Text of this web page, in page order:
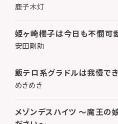
鹿子木灯
姫ヶ崎櫻子は今日も不憫可
安田剛助
飯テロ系グラドルは我慢でき
めきめき
メゾンデスハイツ ～魔王の